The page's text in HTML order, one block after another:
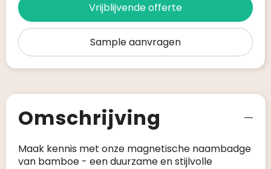
Vrijblijvende offerte
Sample aanvragen
Omschrijving
Maak kennis met onze magnetische naambadge
van bamboe - een duurzame en stijlvolle